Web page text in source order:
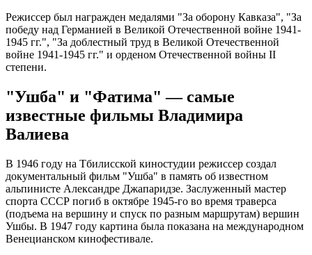
Режиссер был награжден медалями "За оборону Кавказа", "За
победу над Германией в Великой Отечественной войне 1941-
1945 гг.", "За доблестный труд в Великой Отечественной
войне 1941-1945 гг." и орденом Отечественной войны II
степени.
"Ушба" и "Фатима" — самые
известные фильмы Владимира
Валиева
В 1946 году на Тбилисской киностудии режиссер создал
документальный фильм "Ушба" в память об известном
альпинисте Александре Джапаридзе. Заслуженный мастер
спорта СССР погиб в октябре 1945-го во время траверса
(подъема на вершину и спуск по разным маршрутам) вершин
Ушбы. В 1947 году картина была показана на международном
Венецианском кинофестивале.